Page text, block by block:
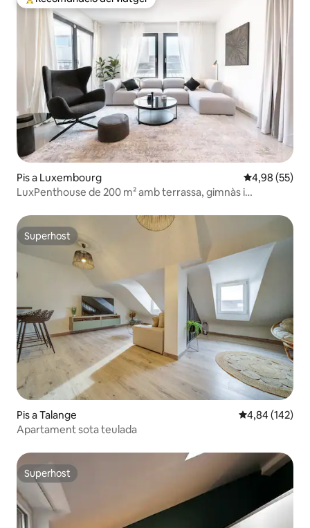
Principals recomanacions dels viatgers
Pis a Luxembourg 4,98 de
4,98 (55)
LuxPenthouse de 200 m² amb terrassa, gimnàs i
Superhost
Superhost
Pis a Talange 4,84 de
4,84 (142)
Apartament sota teulada
Superhost
Superhost